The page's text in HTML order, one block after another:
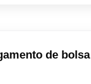
de